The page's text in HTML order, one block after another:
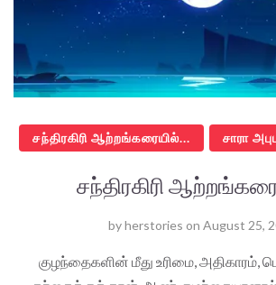
சந்திரகிரி ஆற்றங்கரையில்... சாரா
சந்திரகிரி
byherstories on August 25,
குழந்தைகளின் மீது உரிமை, அதிகாரம்,